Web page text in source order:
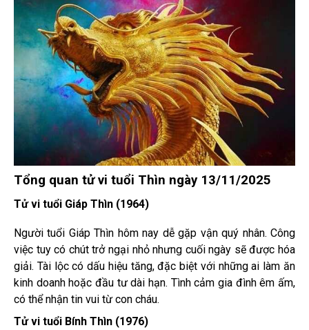
Tổng quan tử vi tuổi Thìn ngày 13/11/2025
Tử vi tuổi Giáp Thìn (1964)
Người tuổi Giáp Thìn hôm nay dễ gặp vận quý nhân. Công
việc tuy có chút trở ngại nhỏ nhưng cuối ngày sẽ được hóa
giải. Tài lộc có dấu hiệu tăng, đặc biệt với những ai làm ăn
kinh doanh hoặc đầu tư dài hạn. Tình cảm gia đình êm ấm,
có thể nhận tin vui từ con cháu.
Tử vi tuổi Bính Thìn (1976)